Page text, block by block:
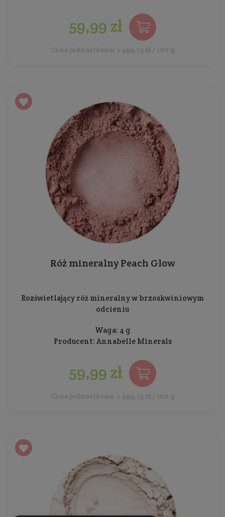
59,99 zł
Cena jednostkowa: 1 499,75 zł / 100 g
Róż mineralny Peach Glow
Rozświetlający róż mineralny w brzoskwiniowym
odcieniu
Waga: 4 g
Producent: Annabelle Minerals
59,99 zł
Cena jednostkowa: 1 499,75 zł / 100 g